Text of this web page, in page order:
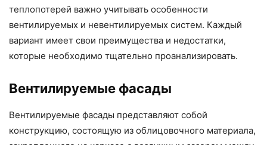
теплопотерей важно учитывать особенности
вентилируемых и невентилируемых систем. Каждый
вариант имеет свои преимущества и недостатки,
которые необходимо тщательно проанализировать.
Вентилируемые фасады
Вентилируемые фасады представляют собой
конструкцию, состоящую из облицовочного материала,